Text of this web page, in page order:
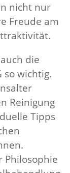
nicht nur
Freude am
die
so wichtig.
Reinigung
Tipps
Philosophie